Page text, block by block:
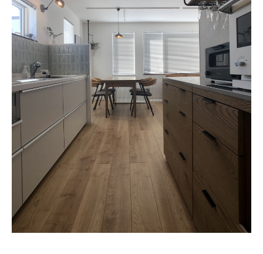
おすすめの記事
日用品
キッチン
ギフト
キッズ